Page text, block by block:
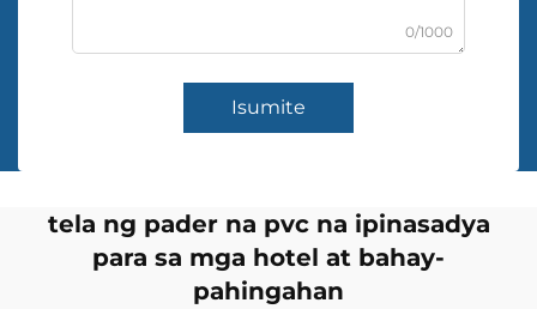
0/1000
Isumite
tela ng pader na pvc na ipinasadya
para sa mga hotel at bahay-
pahingahan